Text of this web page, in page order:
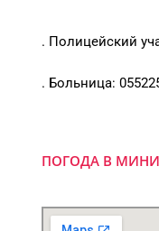
. Полицейский
. Больница:
ПОГОДА В